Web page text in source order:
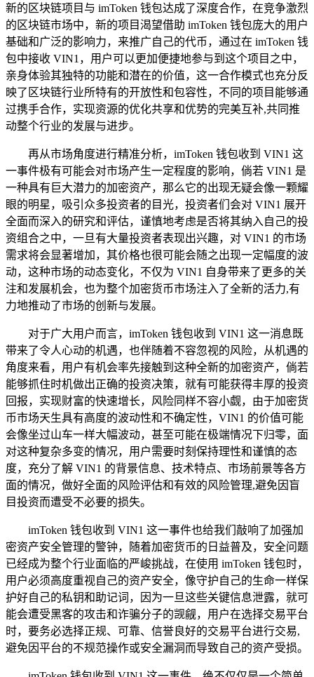
新的区块链项目与 imToken 钱包达成了深度合作，在竞争激烈
的区块链市场中，新的项目渴望借助 imToken 钱包庞大的用户
基础和广泛的影响力，来推广自己的代币，通过在 imToken 钱
包中接收 VIN1，用户可以更加便捷地参与到这个项目之中，
亲身体验其独特的功能和潜在的价值，这一合作模式也充分反
映了区块链行业所特有的开放性和包容性，不同的项目能够通
过携手合作，实现资源的优化共享和优势的完美互补,共同推
动整个行业的发展与进步。
再从市场角度进行精准分析，imToken 钱包收到 VIN1 这
一事件极有可能会对市场产生一定程度的影响，倘若 VIN1 是
一种具有巨大潜力的加密资产，那么它的出现无疑会像一颗耀
眼的明星，吸引众多投资者的目光，投资者们会对 VIN1 展开
全面而深入的研究和评估，谨慎地考虑是否将其纳入自己的投
资组合之中，一旦有大量投资者表现出兴趣，对 VIN1 的市场
需求将会显著增加，其价格也很可能会随之出现一定幅度的波
动，这种市场的动态变化，不仅为 VIN1 自身带来了更多的关
注和发展机会，也为整个加密货币市场注入了全新的活力,有
力地推动了市场的创新与发展。
对于广大用户而言，imToken 钱包收到 VIN1 这一消息既
带来了令人心动的机遇，也伴随着不容忽视的风险，从机遇的
角度来看，用户有机会率先接触到这种全新的加密资产，倘若
能够抓住时机做出正确的投资决策，就有可能获得丰厚的投资
回报，实现财富的快速增长，风险同样不容小觑，由于加密货
币市场天生具有高度的波动性和不确定性，VIN1 的价值可能
会像坐过山车一样大幅波动，甚至可能在极端情况下归零，面
对这种复杂多变的情况，用户需要时刻保持理性和谨慎的态
度，充分了解 VIN1 的背景信息、技术特点、市场前景等各方
面的情况，做好全面的风险评估和有效的风险管理,避免因盲
目投资而遭受不必要的损失。
imToken 钱包收到 VIN1 这一事件也给我们敲响了加强加
密资产安全管理的警钟，随着加密货币的日益普及，安全问题
已经成为整个行业面临的严峻挑战，在使用 imToken 钱包时，
用户必须高度重视自己的资产安全，像守护自己的生命一样保
护好自己的私钥和助记词，因为一旦这些关键信息泄露，就可
能会遭受黑客的攻击和诈骗分子的觊觎，用户在选择交易平台
时，要务必选择正规、可靠、信誉良好的交易平台进行交易,
避免因平台的不规范操作或安全漏洞而导致自己的资产受损。